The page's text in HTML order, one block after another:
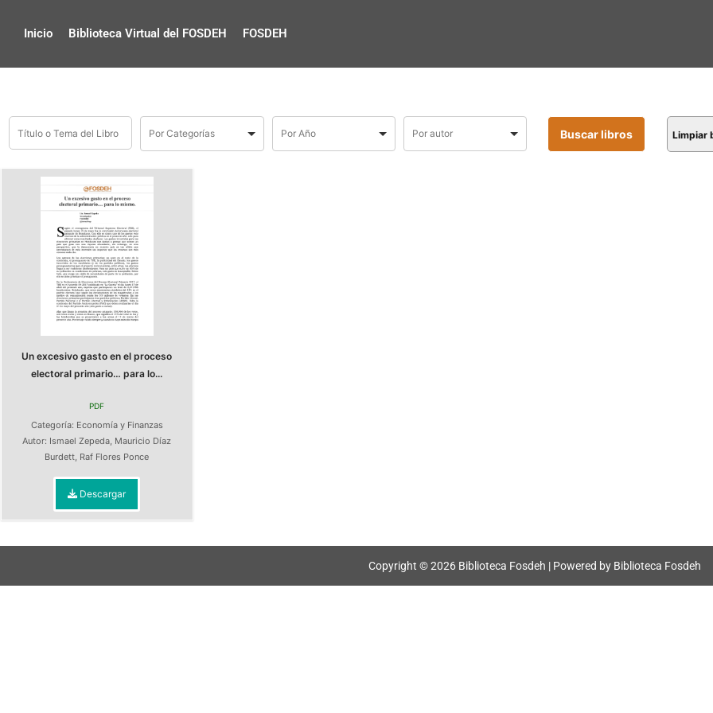
Inicio Biblioteca Virtual del FOSDEH FOSDEH
Limpiar
Un excesivo gasto en el proceso
electoral primario… para lo...
PDF
Categoría: Economía y Finanzas
Autor: Ismael Zepeda, Mauricio Díaz
Burdett, Raf Flores Ponce
Descargar
Copyright © 2026 Biblioteca Fosdeh | Powered by Biblioteca Fosdeh